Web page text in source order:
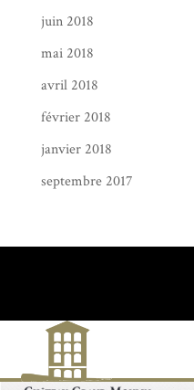
juin 2018
mai 2018
avril 2018
février 2018
janvier 2018
septembre 2017